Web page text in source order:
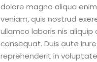
dolore magna aliqua
veniam, quis nostrud
ullamco laboris nis
consequat. Duis aute
reprehenderit in